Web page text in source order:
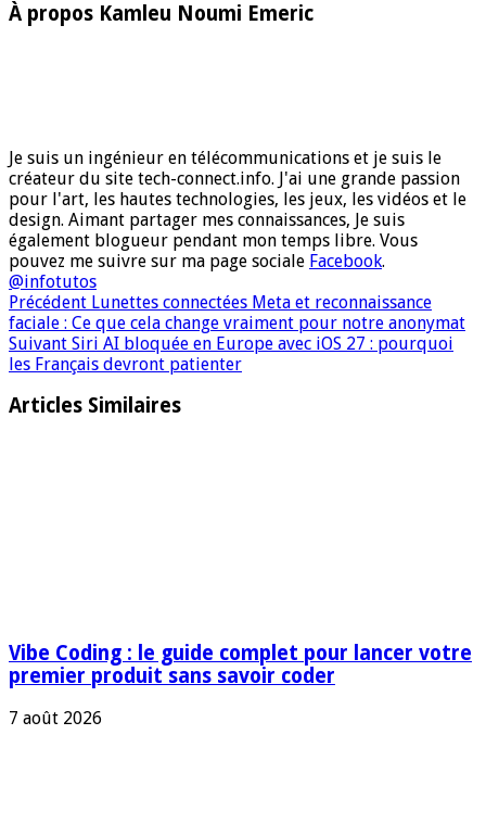
À propos Kamleu Noumi Emeric
Je suis un ingénieur en télécommunications et je suis le
créateur du site tech-connect.info. J'ai une grande passion
pour l'art, les hautes technologies, les jeux, les vidéos et le
design. Aimant partager mes connaissances, Je suis
également blogueur pendant mon temps libre. Vous
pouvez me suivre sur ma page sociale Facebook.
@infotutos
Précédent Lunettes connectées Meta et reconnaissance
faciale : Ce que cela change vraiment pour notre anonymat
Suivant Siri AI bloquée en Europe avec iOS 27 : pourquoi
les Français devront patienter
Articles Similaires
Vibe Coding : le guide complet pour lancer votre
premier produit sans savoir coder
7 août 2026